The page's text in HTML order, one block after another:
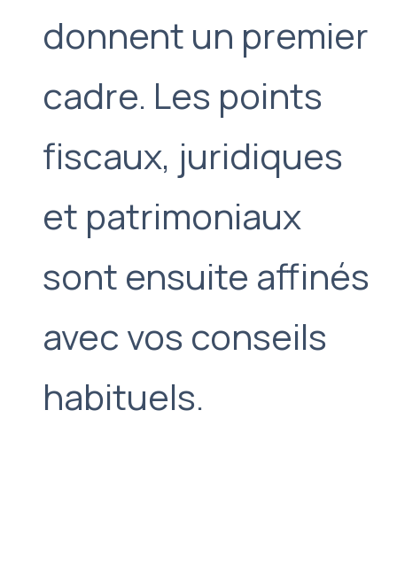
donnent un premier
cadre. Les points
fiscaux, juridiques
et patrimoniaux
sont ensuite affinés
avec vos conseils
habituels.